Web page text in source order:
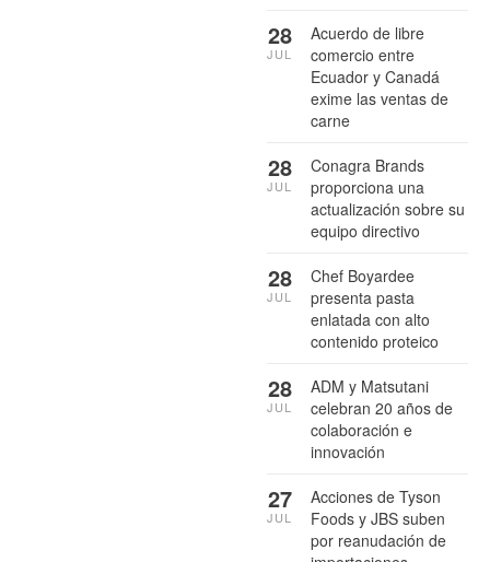
Acuerdo de libre
comercio entre
Ecuador y Canadá
exime las ventas de
carne
28
JUL
Conagra Brands
proporciona una
actualización sobre su
equipo directivo
28
JUL
Chef Boyardee
presenta pasta
enlatada con alto
contenido proteico
28
JUL
ADM y Matsutani
celebran 20 años de
colaboración e
innovación
28
JUL
Acciones de Tyson
Foods y JBS suben
por reanudación de
27
JUL